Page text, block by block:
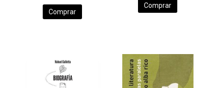
Comprar
Comprar